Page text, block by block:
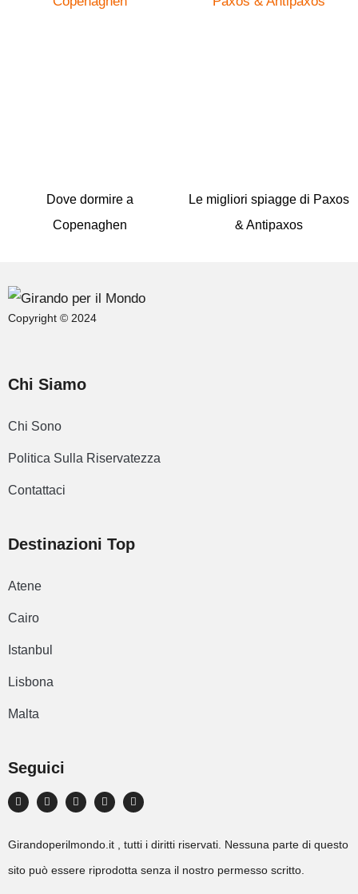
Dove dormire a
Copenaghen
Le migliori spiagge di Paxos
& Antipaxos
Copyright © 2024
Chi Siamo
Chi Sono
Politica Sulla Riservatezza
Contattaci
Destinazioni Top
Atene
Cairo
Istanbul
Lisbona
Malta
Seguici
Girandoperilmondo.it , tutti i diritti riservati. Nessuna parte di questo
sito può essere riprodotta senza il nostro permesso scritto.